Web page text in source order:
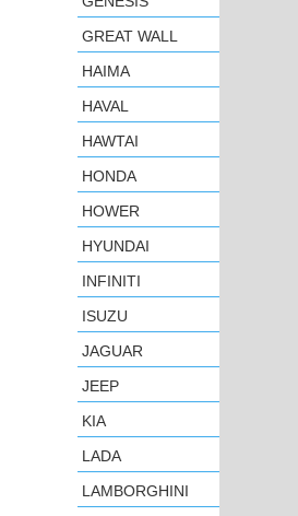
GREAT WALL
HAIMA
HAVAL
HAWTAI
HONDA
HOWER
HYUNDAI
INFINITI
ISUZU
JAGUAR
JEEP
KIA
LADA
LAMBORGHINI